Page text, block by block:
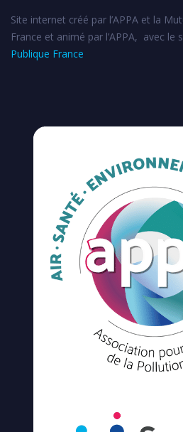
Site internet créé par l’APPA et la
France et animé par l’APPA, avec le
Publique France